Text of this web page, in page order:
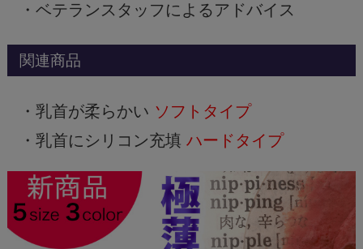
・ベテランスタッフによるアドバイス
関連商品
・乳首が柔らかい ソフトタイプ
・乳首にシリコン充填 ハードタイプ